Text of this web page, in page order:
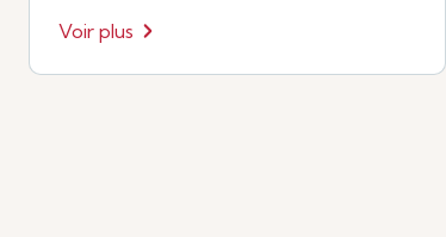
Voir plus